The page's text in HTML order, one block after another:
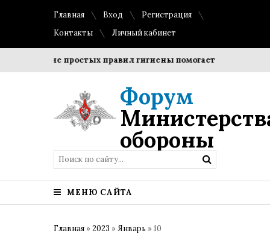
Главная Вход
Регистрация
Контакты
Личный кабинет
простых правил гигиены помогает сохранить
Форум
обороны
МЕНЮ САЙТА
Главная »2023 »Январь »10